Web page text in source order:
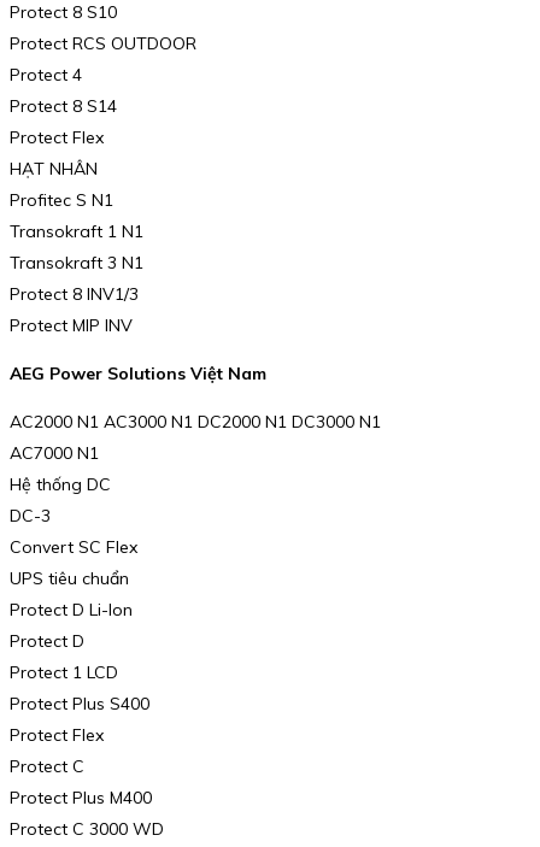
Protect 8 S10
Protect RCS OUTDOOR
Protect 4
Protect 8 S14
Protect Flex
HẠT NHÂN
Profitec S N1
Transokraft 1 N1
Transokraft 3 N1
Protect 8 INV1/3
Protect MIP INV
AEG Power Solutions Việt Nam
AC2000 N1 AC3000 N1 DC2000 N1 DC3000 N1
AC7000 N1
Hệ thống DC
DC-3
Convert SC Flex
UPS tiêu chuẩn
Protect D Li-Ion
Protect D
Protect 1 LCD
Protect Plus S400
Protect Flex
Protect C
Protect Plus M400
Protect C 3000 WD